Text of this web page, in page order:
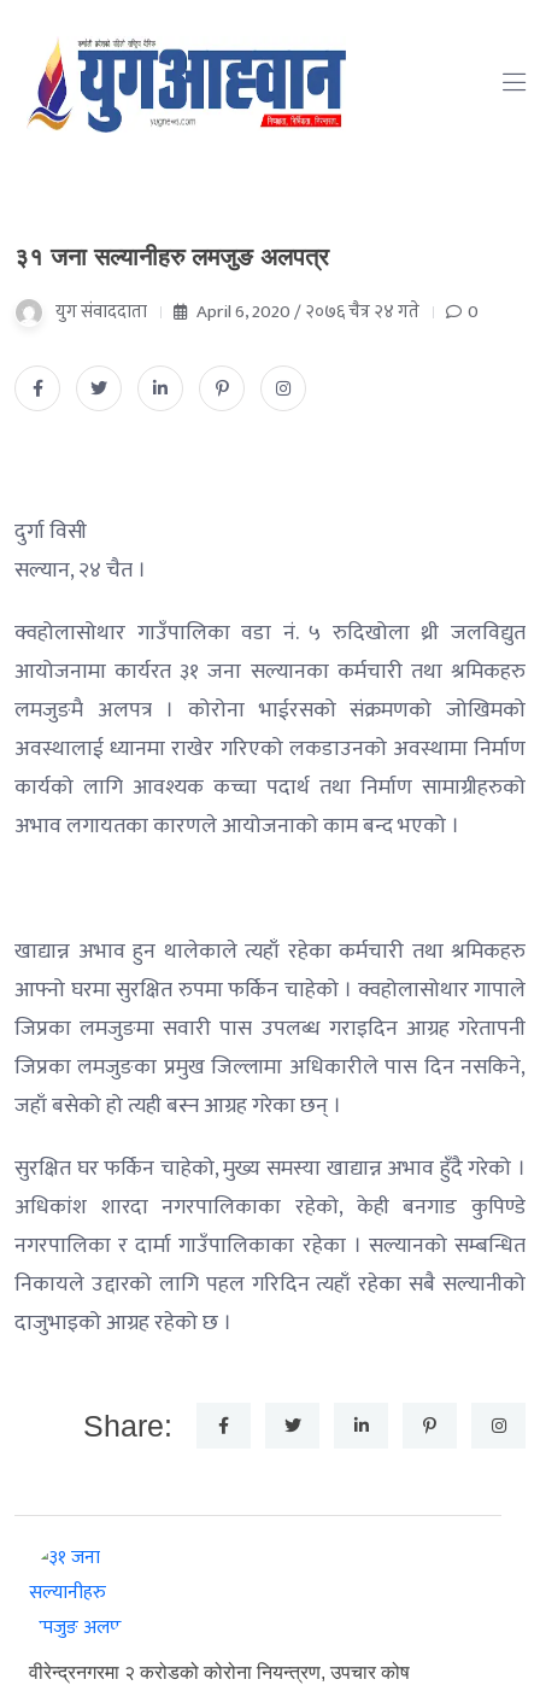
३१ जना सल्यानीहरु लमजुङ अलपत्र
युग संवाददाता April 6, 2020 / २०७६ चैत्र २४ गते 0
दुर्गा विसी
सल्यान, २४ चैत ।
क्वहोलासोथार गाउँपालिका वडा नं. ५ रुदिखोला थ्री जलविद्युत
आयोजनामा कार्यरत ३१ जना सल्यानका कर्मचारी तथा श्रमिकहरु
लमजुङमै अलपत्र । कोरोना भाईरसको संक्रमणको जोखिमको
अवस्थालाई ध्यानमा राखेर गरिएको लकडाउनको अवस्थामा निर्माण
कार्यको लागि आवश्यक कच्चा पदार्थ तथा निर्माण सामाग्रीहरुको
अभाव लगायतका कारणले आयोजनाको काम बन्द भएको ।
खाद्यान्न अभाव हुन थालेकाले त्यहाँ रहेका कर्मचारी तथा श्रमिकहरु
आफ्नो घरमा सुरक्षित रुपमा फर्किन चाहेको । क्वहोलासोथार गापाले
जिप्रका लमजुङमा सवारी पास उपलब्ध गराइदिन आग्रह गरेतापनी
जिप्रका लमजुङका प्रमुख जिल्लामा अधिकारीले पास दिन नसकिने,
जहाँ बसेको हो त्यही बस्न आग्रह गरेका छन् ।
सुरक्षित घर फर्किन चाहेको, मुख्य समस्या खाद्यान्न अभाव हुँदै गरेको ।
अधिकांश शारदा नगरपालिकाका रहेको, केही बनगाड कुपिण्डे
नगरपालिका र दार्मा गाउँपालिकाका रहेका । सल्यानको सम्बन्धित
निकायले उद्दारको लागि पहल गरिदिन त्यहाँ रहेका सबै सल्यानीको
दाजुभाइको आग्रह रहेको छ ।
Share:
वीरेन्द्रनगरमा २ करोडको कोरोना नियन्त्रण, उपचार कोष